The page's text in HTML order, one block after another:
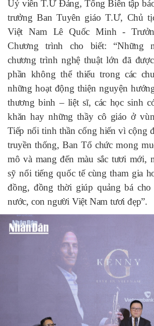
Uỷ viên T.Ư Đảng, Tổng Biên tập
trưởng Ban Tuyên giáo T.Ư, Chủ
Việt Nam Lê Quốc Minh -
Chương trình cho biết: “Những
chương trình nghệ thuật lớn đã
phần không thể thiếu trong các
những hoạt động thiện nguyện
thương binh – liệt sĩ, các học sinh
khăn hay những thầy cô giáo ở
Tiếp nối tinh thần cống hiến vì cộng
truyền thống, Ban Tổ chức mong
mô và mang đến màu sắc tươi mới,
sỹ nổi tiếng quốc tế cùng tham gia
đồng, đồng thời giúp quảng bá
nước, con người Việt Nam tươi đẹp”.